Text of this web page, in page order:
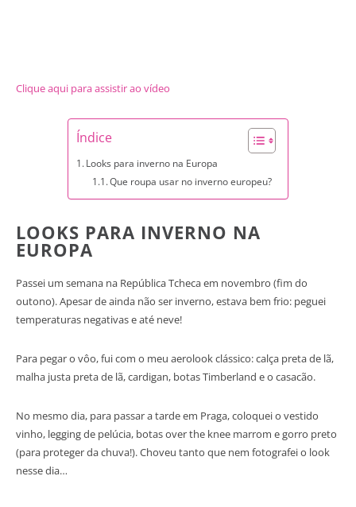
Clique aqui para assistir ao vídeo
Índice
Looks para inverno na Europa
Que roupa usar no inverno europeu?
LOOKS PARA INVERNO NA
EUROPA
Passei um semana na República Tcheca em novembro (fim do
outono). Apesar de ainda não ser inverno, estava bem frio: peguei
temperaturas negativas e até neve!
Para pegar o vôo, fui com o meu aerolook clássico: calça preta de lã,
malha justa preta de lã, cardigan, botas Timberland e o casacão.
No mesmo dia, para passar a tarde em Praga, coloquei o vestido
vinho, legging de pelúcia, botas over the knee marrom e gorro preto
(para proteger da chuva!). Choveu tanto que nem fotografei o look
nesse dia…